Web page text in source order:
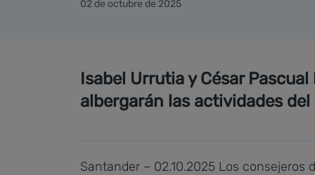
02 de octubre de 2025
Isabel Urrutia y César
albergarán las actividades
Santander – 02.10.2025 Los consejeros